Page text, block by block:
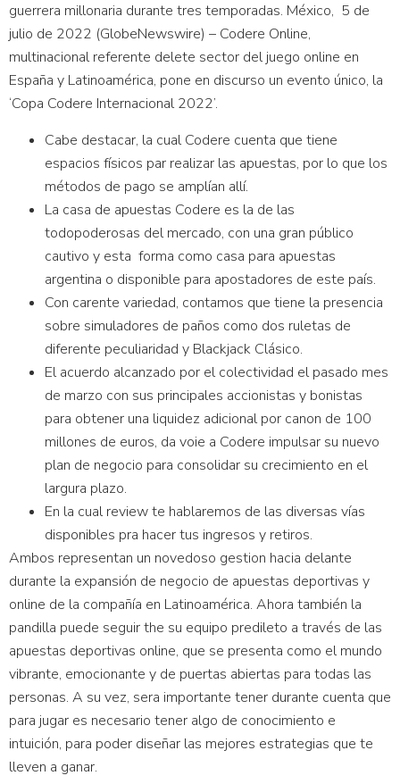
guerrera millonaria durante tres temporadas. México, 5 de
julio de 2022 (GlobeNewswire) – Codere Online,
multinacional referente delete sector del juego online en
España y Latinoamérica, pone en discurso un evento único, la
‘Copa Codere Internacional 2022’.
Cabe destacar, la cual Codere cuenta que tiene
espacios físicos par realizar las apuestas, por lo que los
métodos de pago se amplían allí.
La casa de apuestas Codere es la de las
todopoderosas del mercado, con una gran público
cautivo y esta forma como casa para apuestas
argentina o disponible para apostadores de este país.
Con carente variedad, contamos que tiene la presencia
sobre simuladores de paños como dos ruletas de
diferente peculiaridad y Blackjack Clásico.
El acuerdo alcanzado por el colectividad el pasado mes
de marzo con sus principales accionistas y bonistas
para obtener una liquidez adicional por canon de 100
millones de euros, da voie a Codere impulsar su nuevo
plan de negocio para consolidar su crecimiento en el
largura plazo.
En la cual review te hablaremos de las diversas vías
disponibles pra hacer tus ingresos y retiros.
Ambos representan un novedoso gestion hacia delante
durante la expansión de negocio de apuestas deportivas y
online de la compañía en Latinoamérica. Ahora también la
pandilla puede seguir the su equipo predileto a través de las
apuestas deportivas online, que se presenta como el mundo
vibrante, emocionante y de puertas abiertas para todas las
personas. A su vez, sera importante tener durante cuenta que
para jugar es necesario tener algo de conocimiento e
intuición, para poder diseñar las mejores estrategias que te
lleven a ganar.